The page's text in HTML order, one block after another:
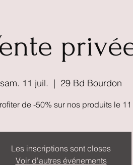
sam. 11 juil.
  |
29 Bd Bourdon
de -50% sur nos produits le
Les inscriptions sont closes
Voir d'autres événements